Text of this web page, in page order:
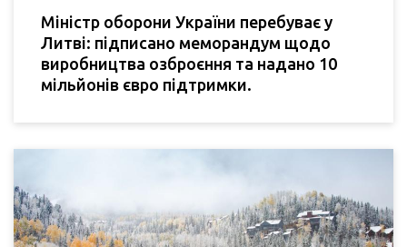
Міністр оборони України перебуває у
Литві: підписано меморандум щодо
виробництва озброєння та надано 10
мільйонів євро підтримки.